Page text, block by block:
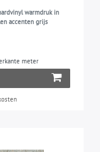
warmdruk in
accenten grijs
meter